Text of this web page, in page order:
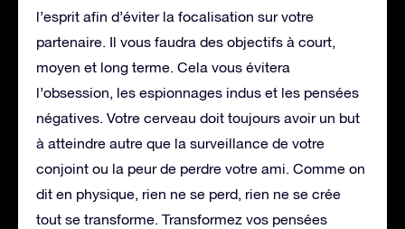
l’esprit afin d’éviter la focalisation sur votre
partenaire. Il vous faudra des objectifs à court,
moyen et long terme. Cela vous évitera
l’obsession, les espionnages indus et les pensées
négatives. Votre cerveau doit toujours avoir un but
à atteindre autre que la surveillance de votre
conjoint ou la peur de perdre votre ami. Comme on
dit en physique, rien ne se perd, rien ne se crée
tout se transforme. Transformez vos pensées